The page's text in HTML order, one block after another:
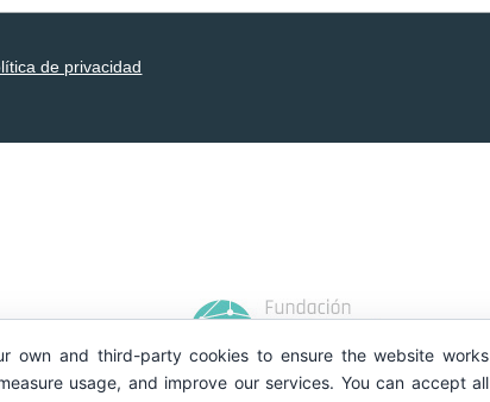
de privacidad
own and third-party cookies to ensure the website works
usage, and improve our services. You can accept all